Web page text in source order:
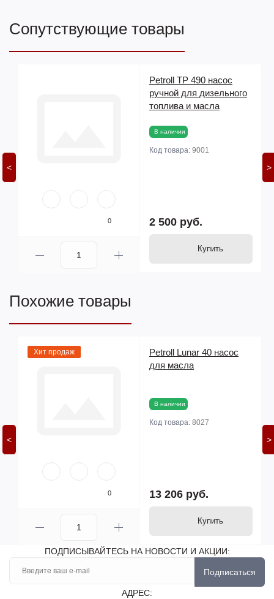
Сопутствующие товары
<
0
Petroll TP 490 насос
ручной для дизельного
топлива и масла
В наличии
Код товара: 9001
2 500 руб.
Купить
>
Похожие товары
<
Хит продаж
0
Petroll Lunar 40 насос
для масла
В наличии
Код товара: 8027
13 206 руб.
Купить
>
ПОДПИСЫВАЙТЕСЬ НА НОВОСТИ И АКЦИИ:
Подписаться
АДРЕС: